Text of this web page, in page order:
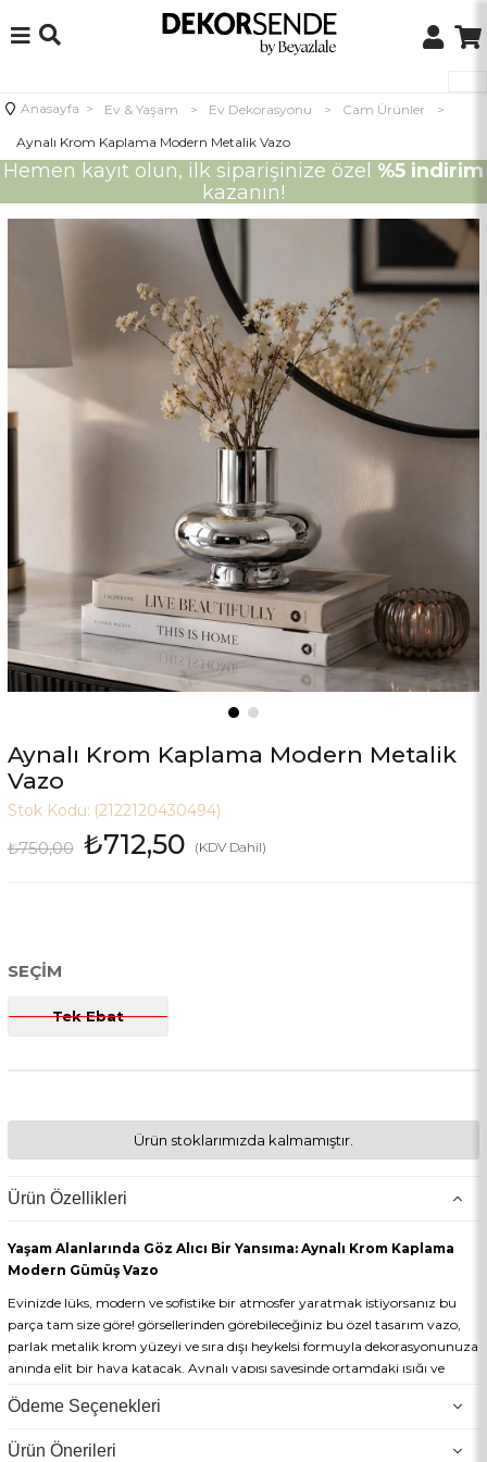
Anasayfa > Ev & Yaşam > Ev Dekorasyonu > Cam Ürünler
>
Aynalı Krom Kaplama Modern Metalik Vazo
Hemen kayıt olun, ilk siparişinize özel %5 indirim
kazanın!
Aynalı Krom Kaplama Modern Metalik
Vazo
Stok Kodu: (2122120430494)
₺750,00 ₺712,50 (KDV Dahil)
SEÇIM
Tek Ebat
Ürün stoklarımızda kalmamıştır.
Ürün Özellikleri
Yaşam Alanlarında Göz Alıcı Bir Yansıma: Aynalı Krom Kaplama
Modern Gümüş Vazo
Evinizde lüks, modern ve sofistike bir atmosfer yaratmak istiyorsanız bu
parça tam size göre! görsellerinden görebileceğiniz bu özel tasarım vazo,
parlak metalik krom yüzeyi ve sıra dışı heykelsi formuyla dekorasyonunuza
anında elit bir hava katacak. Aynalı yapısı sayesinde ortamdaki ışığı ve
Öne Çıkan Özellikler:
Göz Alıcı Aynalı Krom Yüzey:
Kusursuz gümüş renkli krom kaplaması,
Ödeme Seçenekleri
Ürün Önerileri